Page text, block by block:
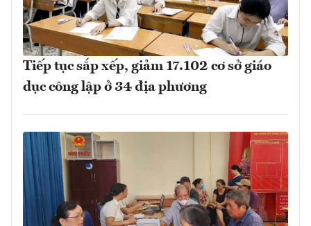
Tiếp tục sắp xếp, giảm 17.102 cơ sở giáo
dục công lập ở 34 địa phương